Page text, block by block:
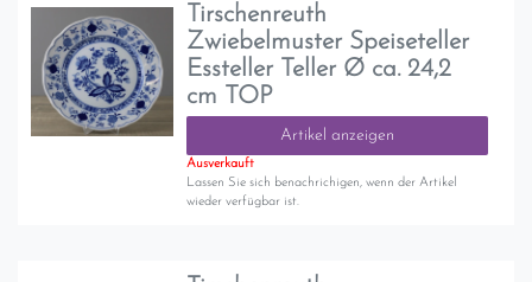
Tirschenreuth
Zwiebelmuster Speiseteller
Essteller Teller Ø ca. 24,2
cm TOP
Artikel anzeigen
Ausverkauft
Lassen Sie sich benachrichigen, wenn der Artikel
wieder verfügbar ist.